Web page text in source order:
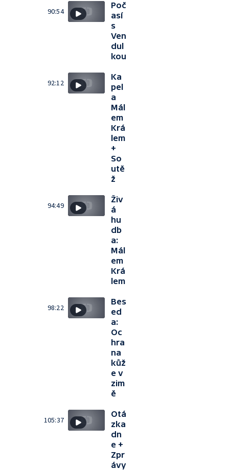
90:54
Poč
así
s
Ven
dul
kou
92:12
Ka
pel
a
Mál
em
Krá
lem
+
So
utě
ž
94:49
Živ
á
hu
db
a:
Mál
em
Krá
lem
98:22
Bes
ed
a:
Oc
hra
na
kůž
e v
zim
ě
105:37
Otá
zka
dn
e +
Zpr
ávy